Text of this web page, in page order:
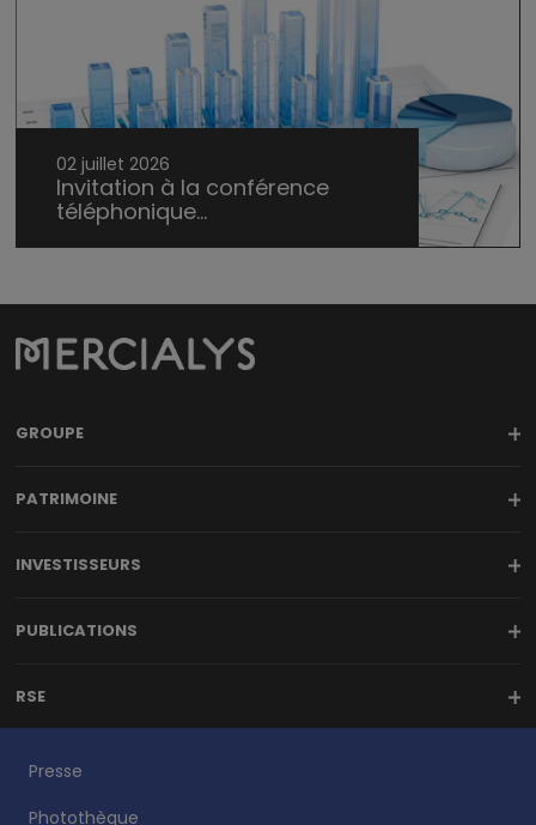
02 juillet 2026
Invitation à la conférence
téléphonique...
GROUPE
PATRIMOINE
INVESTISSEURS
PUBLICATIONS
RSE
Presse
Photothèque